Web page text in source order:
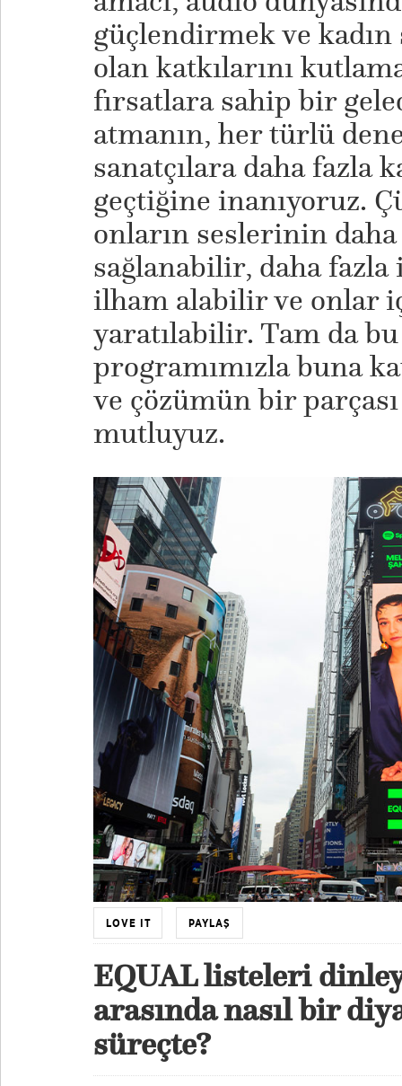
güçlendirmek ve kadın
olan katkılarını
fırsatlara sahip bir
atmanın, her türlü
sanatçılara daha fazla
geçtiğine inanıyoruz.
onların seslerinin
sağlanabilir, daha fazla
ilham alabilir ve onlar
yaratılabilir. Tam da
programımızla buna
ve çözümün bir
mutluyuz.
LOVE IT PAYLAŞ
EQUAL listeleri
arasında nasıl bir
süreçte?